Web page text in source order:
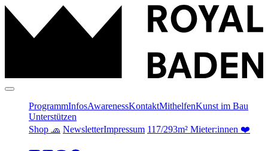
ProgrammInfosAwarenessKontaktMithelfenKunst im Bau
Unterstützen
Shop 🧢 NewsletterImpressum 117/293m² Mieter:innen ❤️